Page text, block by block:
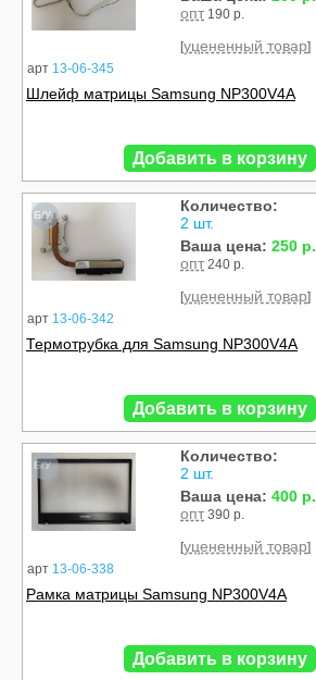
арт 13-06-345
опт 190 р.
[уцененный товар]
Шлейф матрицы Samsung NP300V4A
Добавить в корзину
Б/У
арт 13-06-342
Количество:
2 шт.
Ваша цена: 250 р.
опт 240 р.
[уцененный товар]
Термотрубка для Samsung NP300V4A
Добавить в корзину
Б/У
арт 13-06-338
Количество:
2 шт.
Ваша цена: 400 р.
опт 390 р.
[уцененный товар]
Рамка матрицы Samsung NP300V4A
Добавить в корзину